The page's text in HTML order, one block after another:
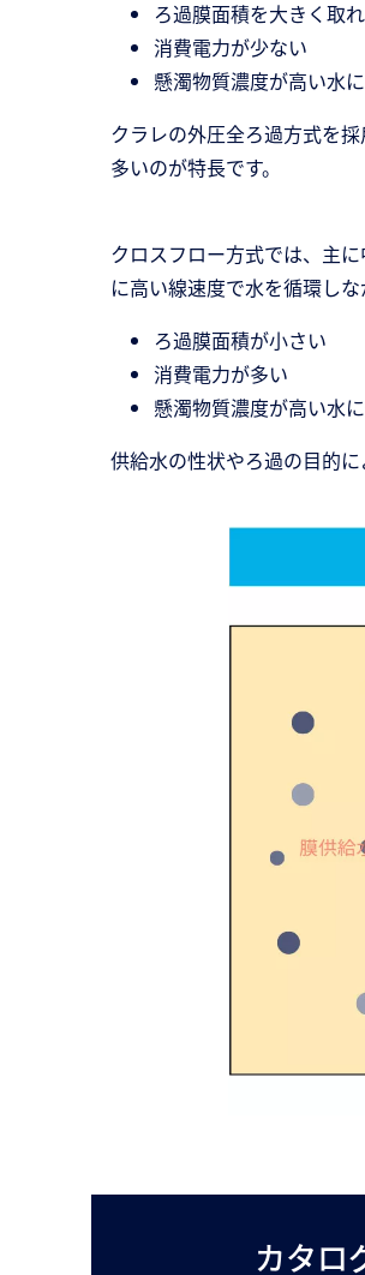
ろ過膜面積を大きく取
消費電力が少ない
懸濁物質濃度が高い水
クラレの外圧全ろ過方式を
多いのが特長です。
クロスフロー方式では、主
に高い線速度で水を循環し
ろ過膜面積が小さい
消費電力が多い
懸濁物質濃度が高い水
供給水の性状やろ過の目的
カタロ